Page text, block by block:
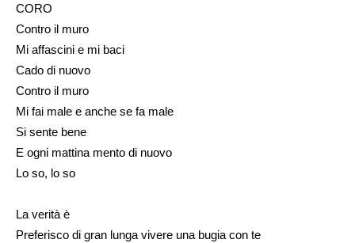
CORO
Contro il muro
Mi affascini e mi baci
Cado di nuovo
Contro il muro
Mi fai male e anche se fa male
Si sente bene
E ogni mattina mento di nuovo
Lo so, lo so
La verità è
Preferisco di gran lunga vivere una bugia con te